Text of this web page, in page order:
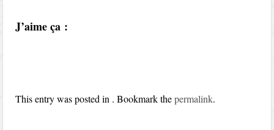
J’aime ça :
This entry was posted in . Bookmark thepermalink.